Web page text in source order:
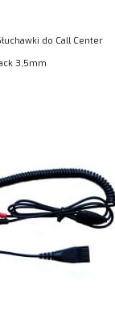
do Call Center
3,5mm